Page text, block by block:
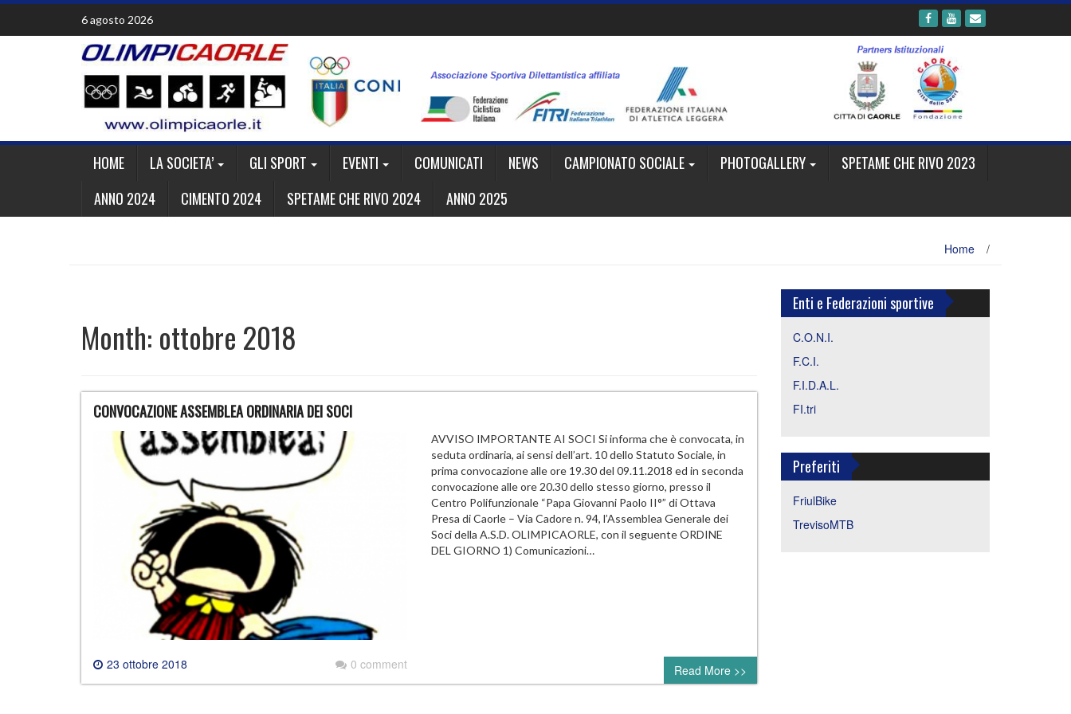
Skip
content
6 agosto 2026
HOME LA SOCIETA’ GLI SPORT EVENTI COMUNICATI NEWS CAMPIONATO SOCIALE PHOTOGALLERY
SPETAME CHE RIVO 2023
ANNO 2024
CIMENTO 2024 SPETAME CHE RIVO 2024 ANNO 2025
Home /
Month: ottobre 2018
CONVOCAZIONE ASSEMBLEA ORDINARIA DEI SOCI
23 ottobre 2018 0 comment
AVVISO IMPORTANTE AI SOCI Si informa che è convocata, in
seduta ordinaria, ai sensi dell’art. 10 dello Statuto Sociale, in
prima convocazione alle ore 19.30 del 09.11.2018 ed in seconda
convocazione alle ore 20.30 dello stesso giorno, presso il
Centro Polifunzionale “Papa Giovanni Paolo II°” di Ottava
Presa di Caorle – Via Cadore n. 94, l’Assemblea Generale dei
Soci della A.S.D. OLIMPICAORLE, con il seguente ORDINE
DEL GIORNO 1) Comunicazioni…
Read More >>
Enti e Federazioni sportive
C.O.N.I.
F.C.I.
F.I.D.A.L.
FI.tri
Preferiti
FriulBike
TrevisoMTB